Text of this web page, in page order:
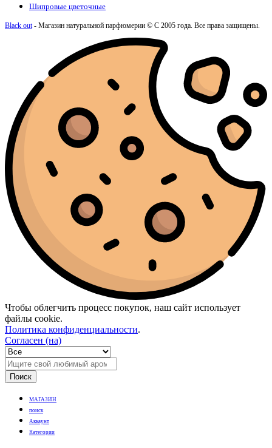
Шипровые цветочные
Black out- Магазин натуральной парфюмерии © С 2005 года. Все права защищены.
Чтобы облегчить процесс покупок, наш сайт использует
файлы cookie.
Политика конфиденциальности.
Согласен (на)
Поиск
МАГАЗИН
поиск
Аккаунт
Категории